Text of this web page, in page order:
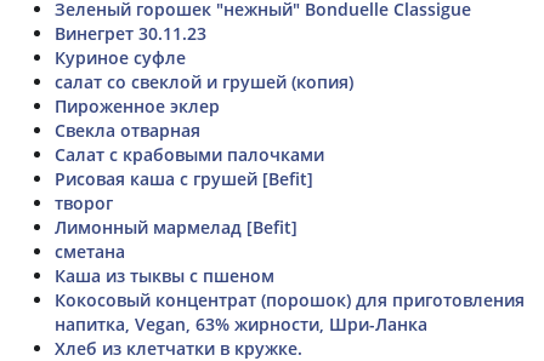
Зеленый горошек "нежный" Bonduelle Classigue
Винегрет 30.11.23
Куриное суфле
салат со свеклой и грушей (копия)
Пироженное эклер
Свекла отварная
Салат с крабовыми палочками
Рисовая каша с грушей [Befit]
творог
Лимонный мармелад [Befit]
сметана
Каша из тыквы с пшеном
Кокосовый концентрат (порошок) для приготовления
напитка, Vegan, 63% жирности, Шри-Ланка
Хлеб из клетчатки в кружке.